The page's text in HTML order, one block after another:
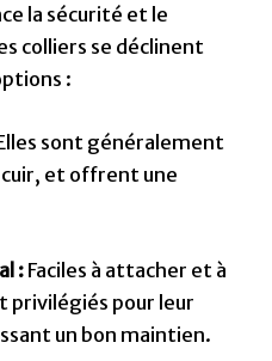
la sécurité et le
colliers se déclinent
:
sont généralement
et offrent une
: Faciles à attacher et à
privilégiés pour leur
un bon maintien.